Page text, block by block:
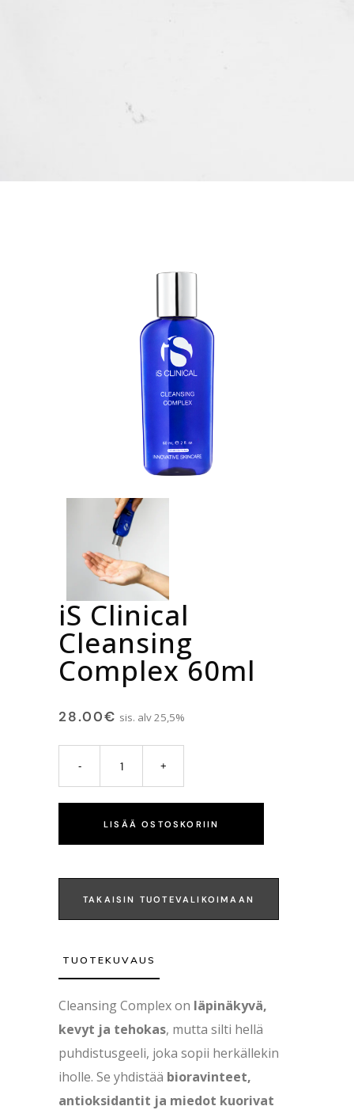
iS Clinical
Cleansing
Complex 60ml
28.00€ sis. alv 25,5%
LISÄÄ OSTOSKORIIN
TAKAISIN TUOTEVALIKOIMAAN
TUOTEKUVAUS
Cleansing Complex on läpinäkyvä,
kevyt ja tehokas, mutta silti hellä
puhdistusgeeli, joka sopii herkällekin
iholle. Se yhdistää bioravinteet,
antioksidantit ja miedot kuorivat